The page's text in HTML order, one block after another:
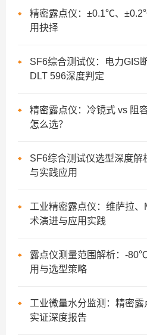
精密露点仪：±0.1℃、
用抉择
SF6综合测试仪：电力GIS
DLT 596深度判定
精密露点仪：冷镜式 vs 阻
怎么选？
SF6综合测试仪选型深度解
与实践应用
工业精密露点仪：维萨拉
术演进与应用实践
露点仪测量范围解析：-
用与选型策略
工业微量水分监测：精密
实证深度报告